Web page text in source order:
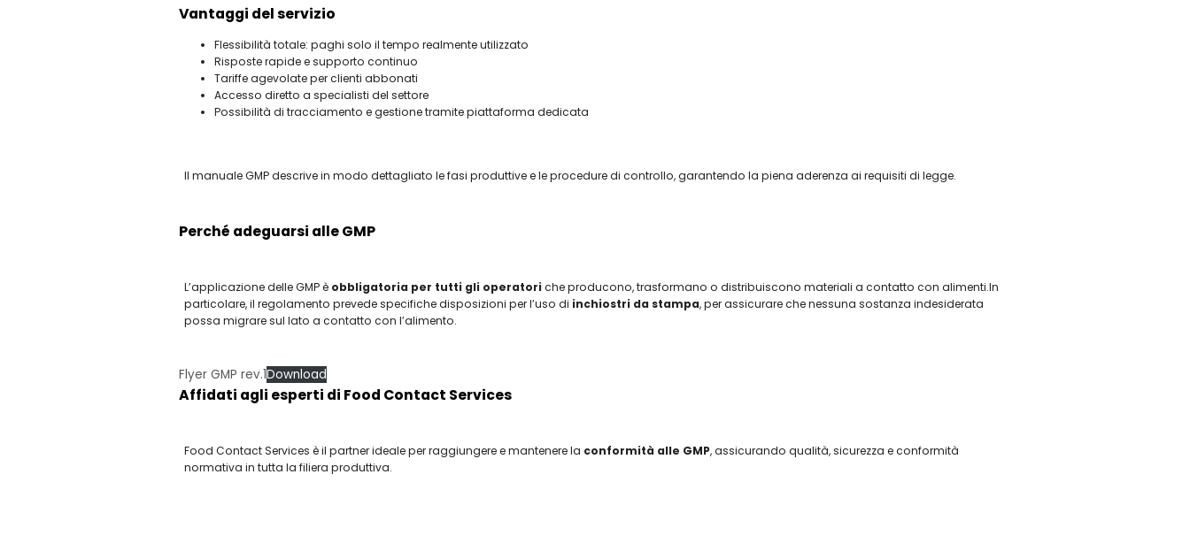
Vantaggi del servizio
Flessibilità totale: paghi solo il tempo realmente utilizzato
Risposte rapide e supporto continuo
Tariffe agevolate per clienti abbonati
Accesso diretto a specialisti del settore
Possibilità di tracciamento e gestione tramite piattaforma dedicata
Il manuale GMP descrive in modo dettagliato le fasi produttive e le procedure di controllo, garantendo la piena aderenza ai requisiti di legge.
Perché adeguarsi alle GMP
L’applicazione delle GMP è obbligatoria per tutti gli operatoriche producono, trasformano o distribuiscono materiali a contatto con alimenti.In
particolare, il regolamento prevede specifiche disposizioni per l’uso di inchiostri da stampa, per assicurare che nessuna sostanza indesiderata
possa migrare sul lato a contatto con l’alimento.
Flyer GMP rev.1Download
Affidati agli esperti di Food Contact Services
Food Contact Services è il partner ideale per raggiungere e mantenere la conformità alle GMP, assicurando qualità, sicurezza e conformità
normativa in tutta la filiera produttiva.